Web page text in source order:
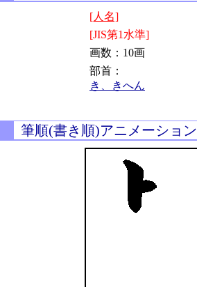
[人名]
[JIS第1水準]
画数：10画
部首：
き、きへん
筆順(書き順)アニメーション